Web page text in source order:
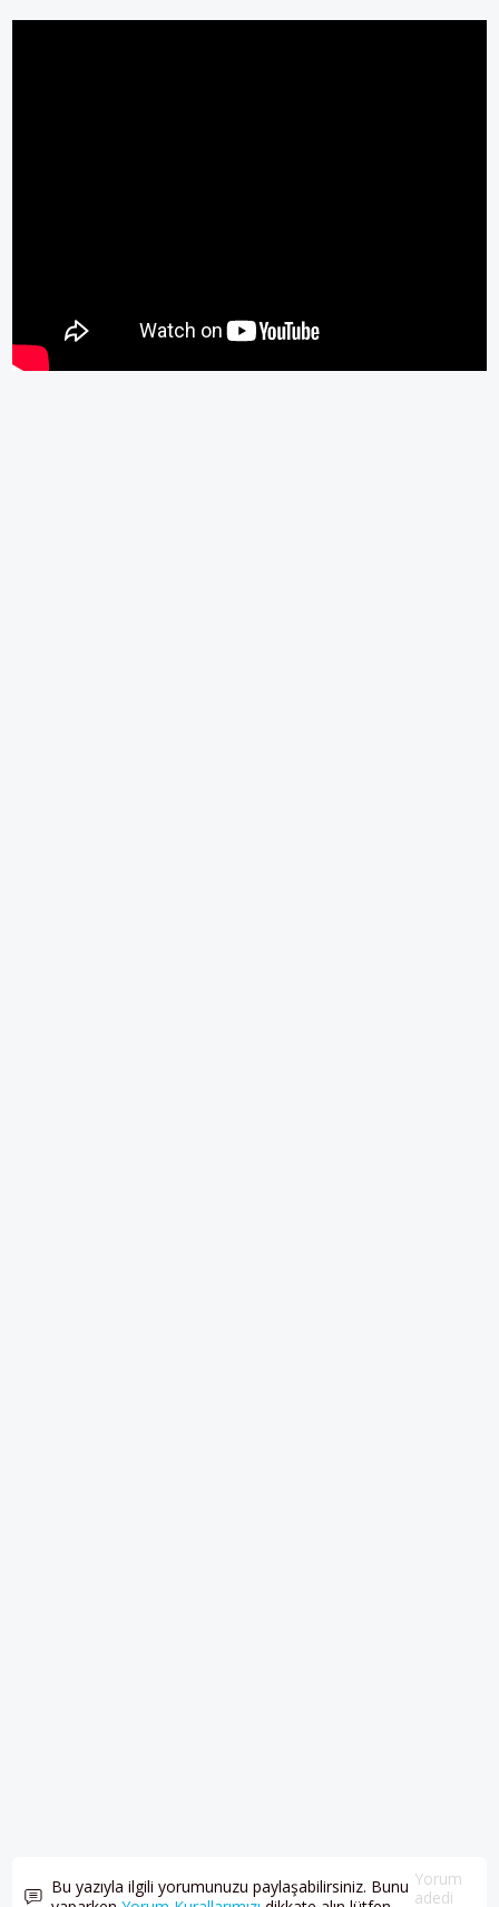
Bu yazıyla ilgili yorumunuzu paylaşabilirsiniz. Bunu Yorum
adedi